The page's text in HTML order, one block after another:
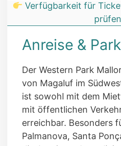
Verfügbarkeit für
prüfen
Anreise &
Der Western Park
von Magaluf im
ist sowohl mit dem
mit öffentlichen
erreichbar. Besonders
Palmanova, Santa